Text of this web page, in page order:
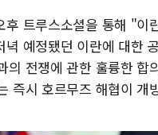
후 트루스소셜을 통해 "
예정됐던 이란에 대한
의 전쟁에 관한 훌륭한
즉시 호르무즈 해협이 개